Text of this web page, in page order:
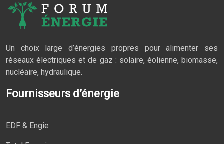
Un choix large d’énergies propres pour alimenter ses
réseaux électriques et de gaz : solaire, éolienne, biomasse,
nucléaire, hydraulique.
Fournisseurs d’énergie
EDF & Engie